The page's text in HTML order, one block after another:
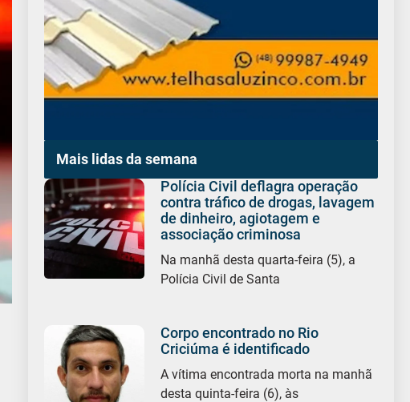
Mais lidas da semana
Polícia Civil deflagra operação
contra tráfico de drogas, lavagem
de dinheiro, agiotagem e
associação criminosa
Na manhã desta quarta-feira (5), a
Polícia Civil de Santa
Corpo encontrado no Rio
Criciúma é identificado
A vítima encontrada morta na manhã
desta quinta-feira (6), às